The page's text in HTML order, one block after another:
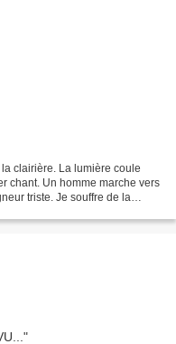
la clairière. La lumière coule
chant. Un homme marche vers
triste. Je souffre de la